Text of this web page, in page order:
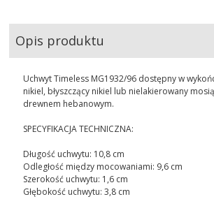
Opis produktu
Uchwyt Timeless MG1932/96 dostępny w
nikiel, błyszczący nikiel lub nielakierowany
drewnem hebanowym.
SPECYFIKACJA TECHNICZNA:
Długość uchwytu: 10,8 cm
Odległość między mocowaniami: 9,6 cm
Szerokość uchwytu: 1,6 cm
Głębokość uchwytu: 3,8 cm